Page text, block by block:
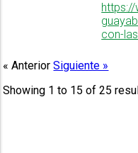
con-
« AnteriorSiguiente »
Showing 1 to 15 of25